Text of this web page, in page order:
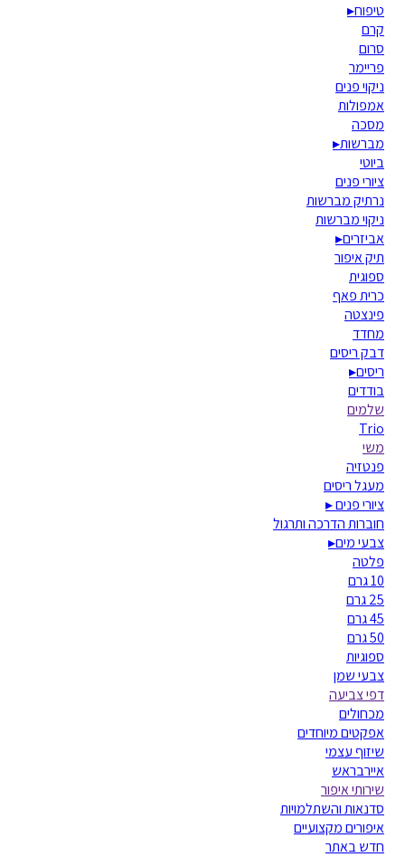
טיפוח▸
קרם
סרום
פריימר
ניקוי פנים
אמפולות
מסכה
מברשות▸
ביוטי
ציורי פנים
נרתיק מברשות
ניקוי מברשות
אביזרים▸
תיק איפור
ספוגית
כרית פאף
פינצטה
מחדד
דבק ריסים
ריסים▸
בודדים
שלמים
Trio
משי
פנטזיה
מעגל ריסים
ציורי פנים▸
חוברות הדרכה ותרגול
צבעי מים▸
פלטה
10 גרם
25 גרם
45 גרם
50 גרם
ספוגיות
צבעי שמן
דפי צביעה
מכחולים
אפקטים מיוחדים
שיזוף עצמי
איירבראש
שירותי איפור
סדנאות והשתלמויות
איפורים מקצועיים
חדש באתר